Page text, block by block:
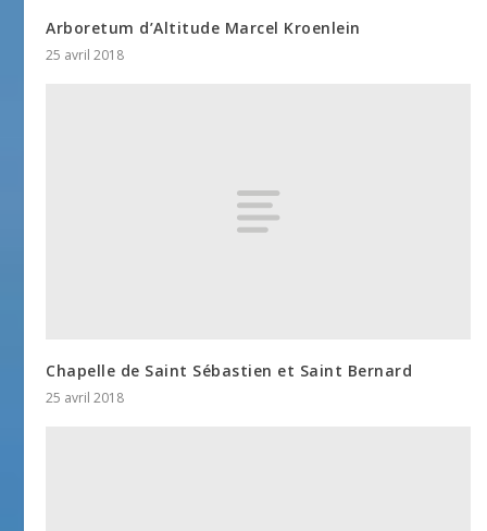
Arboretum d’Altitude Marcel Kroenlein
25 avril 2018
Chapelle de Saint Sébastien et Saint Bernard
25 avril 2018